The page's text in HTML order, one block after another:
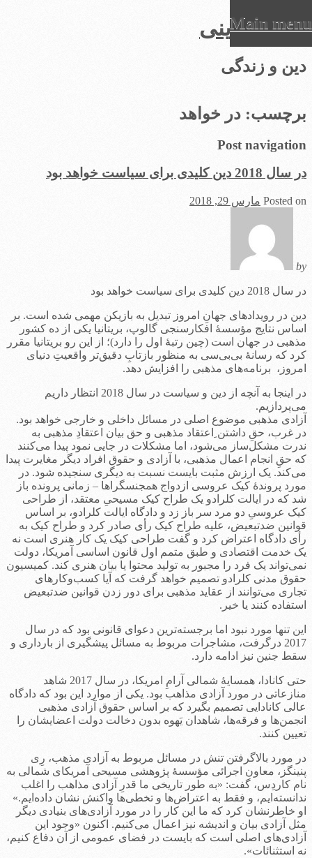
عرفان دینی
دین و زندگی
Main menu
to
content
برچسب: در خواهد
Post navigation
در سال 2018 دین کلیدی برای سیاست‌ خواهد بود
Posted on مارس 29, 2018
by
در سال 2018 دین کلیدی برای سیاست‌ خواهد بود
دین در رویدادهای جهانِ امروز تبدیل به بازیکن مهمی شده است. بر
اساس نتایج مؤسسۀ افکارسنجی گالوپ، بریتانیا یکی از ده کشور
مذهبی‌ در جهان است (چین رتبۀ اول را دارد)؛ از این رو بریتانیا مقرر
کرد که رسانۀ بی‌بی‌سی به منظور بازتابِ دقیق‌تر واقعیتِ دنیای
امروز، برنامه‌های مذهبی را افزایش دهد.
در اینجا به آنچه از دین و سیاست در سال 2018 انتظار داریم
می‌پردازیم.
آزادی مذهبی موضوع اصلی در مسائل داخلی و خارجی خواهد بود.
در غرب، حقِ داشتن ِاعتقاد مذهبی و حق بیان اعتقادِ مذهبی به
ندرت مشکل‌ساز می‌شود، اما مشکلات در جایی نمود پیدا می‌کنند
که حقِ انجام اعمال مذهبی، با آزادی و حقوق افراد دیگر مغایرت پیدا
می‌کند. یک ارزش مثبت بایست نسبت به دیگری سنجیده شود. در
مورد پروندۀ کیک عروسی ازدواج همجنسگراها – زمانی پرونده باز
شد که در ایالت کلرادو یک طراح کیک مسیحیِ معتقد، از طراحی
کیک عروسیِ دو مرد سر باز زد و دادگاه ایالت کلرادو، بر اساس
قوانین ضدتبعیض، علیه طراح کیک رأی صادر کرد و طراح کیک به
رأی دادگاه اعتراض کرد و گفت طراحی کیک یک کار هنری است نه
یک خدمت اقتصادی و طبق متمم اول قانون اساسی آمریکا، دولت
نمی‌تواند یک فرد را مجبور به تولید محتوا یا بیان هنری کند. کمیسیون
حقوق مدنی کلرادو تصمیم خواهد گرفت که آیا کسب‌وکارهای
تجاری می‌توانند از عقاید مذهبی برای دور زدن قوانین ضدتبعیض
استفاده کنند یا خیر.
این تنها مورد نبود اما برجسته‌ترین دعوای قانونی بود که در سال
2017 درگرفت، مشاجرات مربوط به مسائل پیشگیری از بارداری و
سقط جنین نیز ادامه دارد.
حتی کانادا، همسایۀ شمالی آرامِ امریکا، در سال 2017 شاهد
منازعاتی در مورد آزادی مذاهب بود. یکی از موارد این بود که دادگاه
عالی کانادایی تصمیم بگیرد که بر اساس حقوق آزادی مذهبی
انجمن‌ها و فرقه‌ها، شاهدان یَهوه بدون دخالت دولت اعضایشان را
تعیین کنند.
در مورد بالاگرفتن تنش در مسائل مربوط به آزادی مذهب، رِی
پنینگز، معاون اجرائی مؤسسۀ پژوهشی مسیحی آمریکای شمالی به
نام کاردِس، گفت: «به طور تاریخی ما قدرِ آزادی مذاهب را اغلب
ندانسته‌ایم، و فقط به اعتراض‌ها و تخطی‌ها واکنش نشان داده‌ایم.»
او خاطرنشان کرد که ما این کار را در مورد آزادی‌های بنیادی دیگر
مثل آزادی بیان و اندیشه نیز اعمال می‌کنیم. اکنون «وجود این
آزادی‌های اصلی است که بایست در فضای عمومی از آن دفاع کنیم،
نه استثنائات».